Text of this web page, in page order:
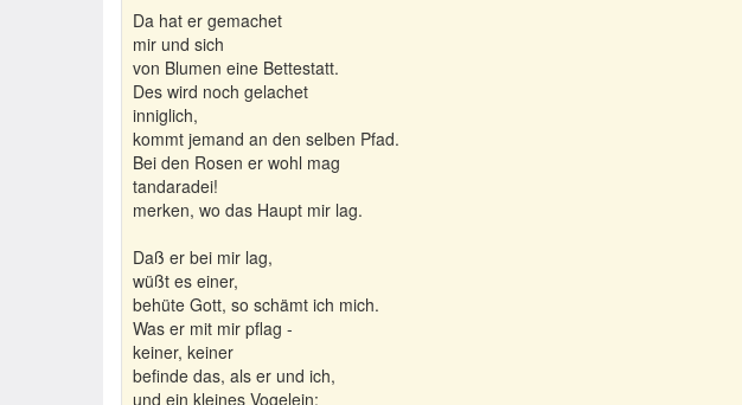
Da hat er gemachet
mir und sich
von Blumen eine Bettestatt.
Des wird noch gelachet
inniglich,
kommt jemand an den selben Pfad.
Bei den Rosen er wohl mag
tandaradei!
merken, wo das Haupt mir lag.
Daß er bei mir lag,
wüßt es einer,
behüte Gott, so schämt ich mich.
Was er mit mir pflag -
keiner, keiner
befinde das, als er und ich,
und ein kleines Vogelein: